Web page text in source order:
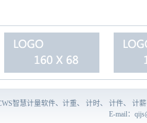
智慧计量软件、计重、 计时、 计件、 计
E-mail：